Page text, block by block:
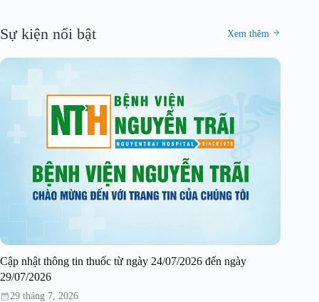
Sự kiện nổi bật Xem thêm
Cập nhật thông tin thuốc từ ngày 24/07/2026 đến ngày
29/07/2026
29 tháng 7, 2026